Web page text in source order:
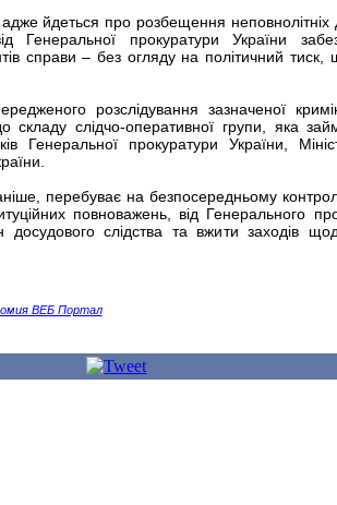
йдеться про розбещення неповнолітніх
Генеральної прокуратури України
справи – без огляду на політичний тиск,
розслідування зазначеної
слідчо-оперативної групи, яка
Генеральної прокуратури України,
перебуває на безпосередньому
повноважень, від Генерального
слідства та вжити заходів
ВЕБ Портал